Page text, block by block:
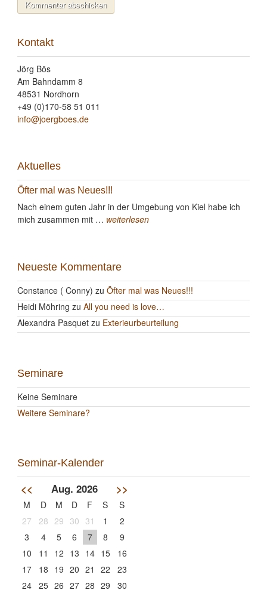
Kontakt
Jörg Bös
Am Bahndamm 8
48531 Nordhorn
+49 (0)170-58 51 011
info@joergboes.de
Aktuelles
Öfter mal was Neues!!!
Nach einem guten Jahr in der Umgebung von Kiel habe ich
mich zusammen mit … weiterlesen
Neueste Kommentare
Constance ( Conny) zu Öfter mal was Neues!!!
Heidi Möhring zu All you need is love…
Alexandra Pasquetzu Exterieurbeurteilung
Seminare
Keine Seminare
Weitere Seminare?
Seminar-Kalender
<< Aug. 2026 >>
M D M D F S
S
27
28 29 30 31 1
2
3
4 5 6 7 8
9
10
11 12 13 14 15
16
17
18 19 20 21 22
23
24
25 26 27 28 29 30